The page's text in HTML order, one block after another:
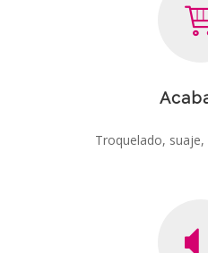
Troquelado,